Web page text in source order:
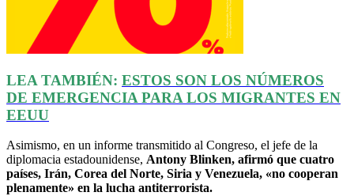
LEA TAMBIÉN: ESTOS SON LOS NÚMEROS
DE EMERGENCIA PARA LOS MIGRANTES EN
EEUU
Asimismo, en un informe transmitido al Congreso, el jefe de la
diplomacia estadounidense, Antony Blinken, afirmó que cuatro
países, Irán, Corea del Norte, Siria y Venezuela, «no cooperan
plenamente» en la lucha antiterrorista.